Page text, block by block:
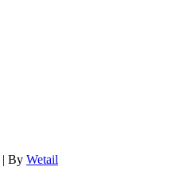
| By Wetail